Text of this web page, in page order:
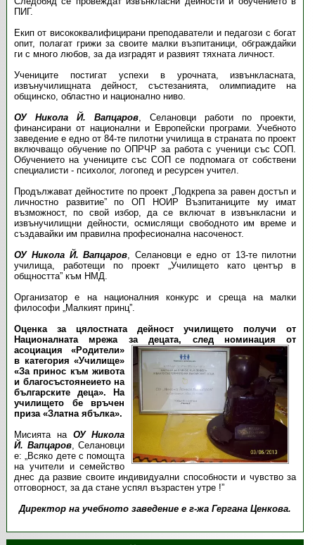
ПИГ.
Екип от висококвалифицирани преподаватели и педагози с богат
опит, полагат грижи за своите малки възпитаници, обграждайки
ги с много любов, за да изградят и развият тяхната личност.
Учениците постигат успехи в урочната, извънкласната,
извънучилищната дейност, състезанията, олимпиадите на
общинско, областно и национално ниво.
ОУ Никола Й. Вапцаров, Селановци работи по проекти,
финансирани от национални и Европейски програми. Учебното
заведение е едно от 84-те пилотни училища в страната по проект
включващо обучение по ОПРЧР за работа с ученици със СОП.
Обучението на учениците със СОП се подпомага от собствени
специалисти - психолог, логопед и ресурсен учител.
Продължават дейностите по проект „Подкрепа за равен достъп и
личностно развитие” по ОП НОИР Възпитаниците му имат
възможност, по свой избор, да се включат в извънкласни и
извънучилищни дейности, осмислящи свободното им време и
създавайки им правилна професионална насоченост.
ОУ Никола Й. Вапцаров, Селановци е едно от 13-те пилотни
училища, работещи по проект „Училището като център в
общността” към НМД.
Организатор е на националния конкурс и среща на малки
философи „Малкият принц”.
Оценка за цялостната дейност училището получи от
Националната мрежа за децата, след номинация от
асоциация «Родители»
в категория «Училище»
«За принос към живота
и благосъстоянеието на
българските деца». На
училището бе връчен
приза «Златна ябълка».
Мисията на ОУ Никола
Й. Вапцаров, Селановци
е: „Всяко дете с помощта
на учители и семейство
днес да развие своите индивидуални способности и чувство за
отговорност, за да стане успял възрастен утре !”
Директор на учебното заведение е г-жа Гергана Ценкова.